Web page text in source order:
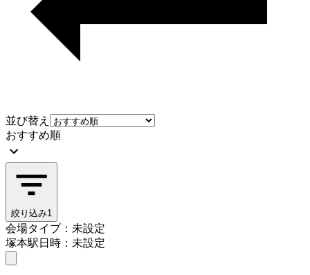
並び替え
おすすめ順
絞り込み1
会場タイプ：未設定
塚本駅日時：未設定